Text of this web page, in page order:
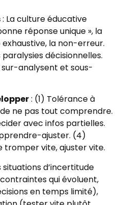
: La culture éducative
réponse unique », la
la non-erreur.
décisionnelles.
analysent et sous-
: (1) Tolérance à
ne pas tout comprendre.
avec infos partielles.
ajuster. (4)
tromper vite, ajuster vite.
situations d’incertitude
qui évoluent,
en temps limité),